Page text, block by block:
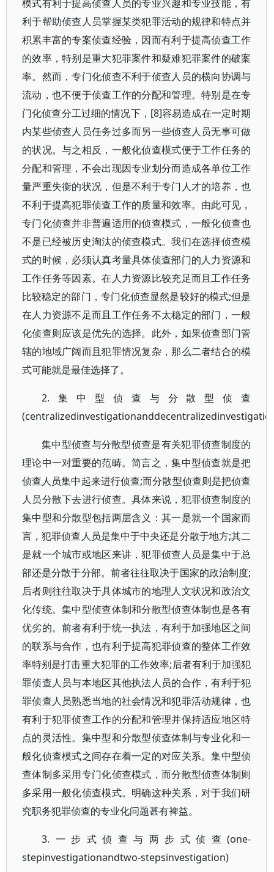
模式有利于提高侦查人员的专业兴趣和专业技能，有
利于帮助侦查人员掌握某类犯罪活动的规律和特点并
积累丰富的专案侦查经验，因而有利于提高侦查工作
的效率，特别是重大犯罪案件和疑难犯罪案件的破案
率。然而，专门化侦查不利于侦查人员的横向协调与
流动，也不便于侦查工作的分配和管理。特别是在专
门化侦查分工过细的情况下，[8]容易造成在一定时期
内某些侦查人员任务过多而另一些侦查人员无事可做
的状况。与之相反，一般化侦查模式便于工作任务的
分配和管理，不会出现因专业划分而造成各单位工作
量严重失衡的状况，但是不利于专门人才的培养，也
不利于提高犯罪侦查工作的质量和效率。由此可见，
专门化侦查并非普遍适用的侦查模式，一般化侦查也
不是已经被历史淘汰的侦查模式。我们在选择侦查模
式的时候，必须认真考量具体侦查部门的人力资源和
工作任务等因素。在人力资源比较充足而且工作任务
比较稳定的部门，专门化侦查显然是较好的模式;但是
在人力资源不足而且工作任务不太稳定的部门，一般
化侦查则应该是优先的选择。此外，如果侦查部门管
辖的地域广阔而且犯罪情况复杂，那么二者结合的模
式可能就是最佳选择了。
2.集中型侦查与分散型侦查
集中型侦查与分散型侦查是有关犯罪侦查制度的
理论中一对重要的范畴。简言之，集中型侦查就是把
侦查人员集中起来进行侦查;而分散型侦查则是把侦查
人员分散下去进行侦查。具体来说，犯罪侦查制度的
集中型和分散型包括两层含义：其一是就一个国家而
言，犯罪侦查人员是集中于中央还是分散于地方;其二
是就一个城市或地区来讲，犯罪侦查人员是集中于总
部还是分散于分部。前者往往取决于国家的政治制度;
后者则往往取决于具体城市的地理人文状况和政治文
化传统。集中型侦查体制和分散型侦查体制也是各有
优劣的。前者有利于统一执法，有利于加强地区之间
的联系与合作，也有利于提高犯罪侦查的整体工作效
率特别是打击重大犯罪的工作效率;后者有利于加强犯
罪侦查人员与本地区其他执法人员的合作，有利于犯
罪侦查人员熟悉当地的社会情况和犯罪活动规律，也
有利于犯罪侦查工作的分配和管理并保持适应地区特
点的灵活性。集中型和分散型侦查体制与专业化和一
般化侦查模式之间存在着一定的对应关系。集中型侦
查体制多采用专门化侦查模式，而分散型侦查体制则
多采用一般化侦查模式。明确这种关系，对于我们研
究职务犯罪侦查的专业化问题甚有裨益。
3.一步式侦查与两步式侦查(one-
stepinvestigationandtwo-stepsinvestigation)